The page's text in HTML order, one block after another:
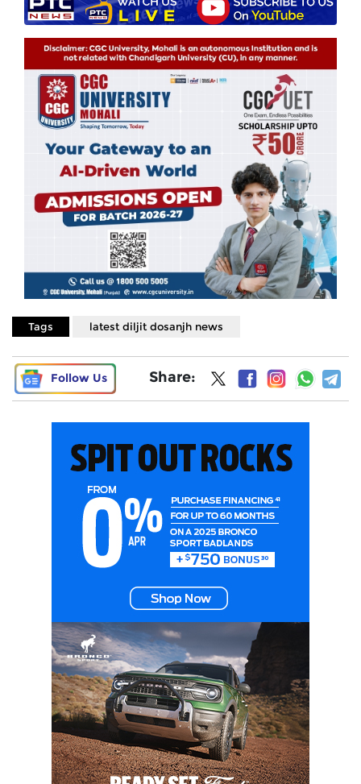
Tags latest diljit dosanjh news
Follow Us Share: